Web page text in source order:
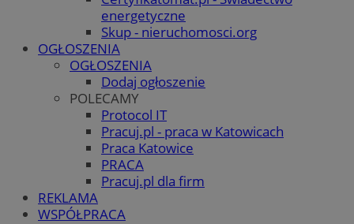
energetyczne
Skup - nieruchomosci.org
OGŁOSZENIA
OGŁOSZENIA
Dodaj ogłoszenie
POLECAMY
Protocol IT
Pracuj.pl - praca w Katowicach
Praca Katowice
PRACA
Pracuj.pl dla firm
REKLAMA
WSPÓŁPRACA